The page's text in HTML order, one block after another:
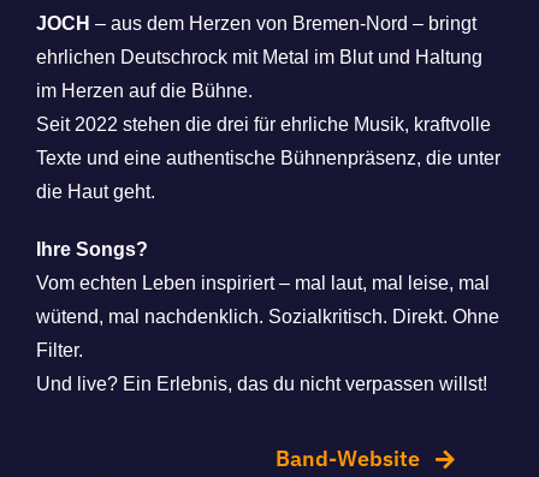
JOCH – aus dem Herzen von Bremen-Nord – bringt
ehrlichen Deutschrock mit Metal im Blut und Haltung
im Herzen auf die Bühne.
Seit 2022 stehen die drei für ehrliche Musik, kraftvolle
Texte und eine authentische Bühnenpräsenz, die unter
die Haut geht.
Ihre Songs?
Vom echten Leben inspiriert – mal laut, mal leise, mal
wütend, mal nachdenklich. Sozialkritisch. Direkt. Ohne
Filter.
Und live? Ein Erlebnis, das du nicht verpassen willst!
Band-Website